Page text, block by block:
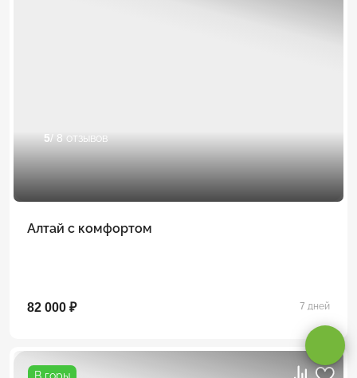
5/ 8 отзывов
Алтай с комфортом
82 000 ₽ 7 дней
персональных данных